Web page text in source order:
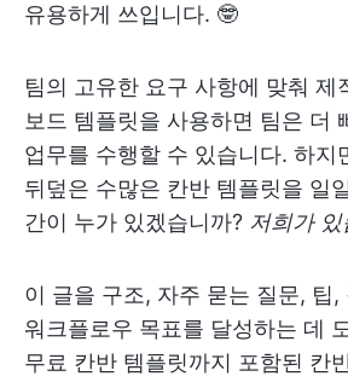
유용하게 쓰입니다. 🤓
팀의 고유한 요구 사항에 맞춰 제
보드 템플릿을 사용하면 팀은 더
업무를 수행할 수 있습니다. 하지
뒤덮은 수많은 칸반 템플릿을 일
간이 누가 있겠습니까? 저희가 있
이 글을 구조, 자주 묻는 질문, 팁,
워크플로우 목표를 달성하는 데
무료 칸반 템플릿까지 포함된 칸